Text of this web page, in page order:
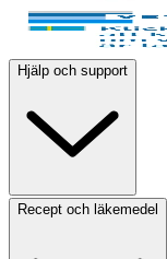
Hjälp och support
Recept och läkemedel